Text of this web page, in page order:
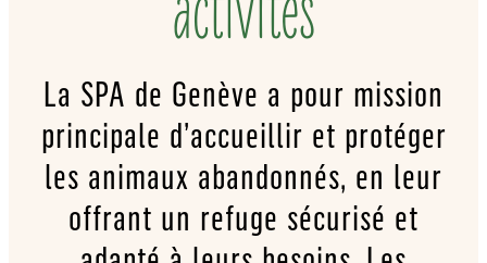
La SPA de Genève a pour mission
principale d’accueillir et protéger
les animaux abandonnés, en leur
offrant un refuge sécurisé et